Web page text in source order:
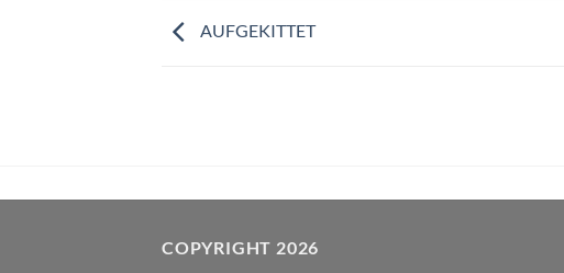
AUFGEKITTET
COPYRIGHT 2026